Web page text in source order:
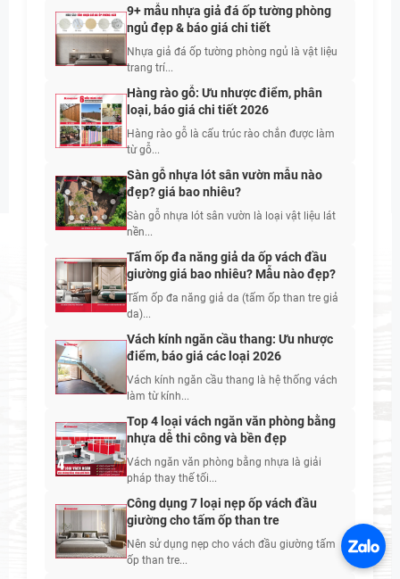
9+ mẫu nhựa giả đá ốp tường phòng
ngủ đẹp & báo giá chi tiết
Nhựa giả đá ốp tường phòng ngủ là vật liệu
trang trí...
Hàng rào gỗ: Ưu nhược điểm, phân
loại, báo giá chi tiết 2026
Hàng rào gỗ là cấu trúc rào chắn được làm
từ gỗ...
Sàn gỗ nhựa lót sân vườn mẫu nào
đẹp? giá bao nhiêu?
Sàn gỗ nhựa lót sân vườn là loại vật liệu lát
nền...
Tấm ốp đa năng giả da ốp vách đầu
giường giá bao nhiêu? Mẫu nào đẹp?
Tấm ốp đa năng giả da (tấm ốp than tre giả
da)...
Vách kính ngăn cầu thang: Ưu nhược
điểm, báo giá các loại 2026
Vách kính ngăn cầu thang là hệ thống vách
làm từ kính...
Top 4 loại vách ngăn văn phòng bằng
nhựa dễ thi công và bền đẹp
Vách ngăn văn phòng bằng nhựa là giải
pháp thay thế tối...
Công dụng 7 loại nẹp ốp vách đầu
giường cho tấm ốp than tre
Nên sử dụng nẹp cho vách đầu giường tấm
ốp than tre...